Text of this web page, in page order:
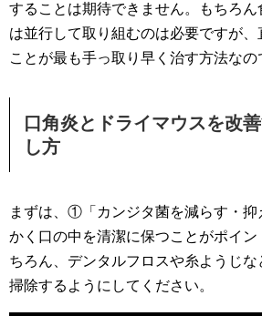
することは期待できません。もちろ
は並行して取り組むのは必要ですが
ことが最も手っ取り早く治す方法なの
口角炎とドライマウスを改
し方
まずは、①「カンジタ菌を減らす・抑
かく口の中を清潔に保つことがポイン
ちろん、デンタルフロスや糸ようじ
掃除するようにしてください。